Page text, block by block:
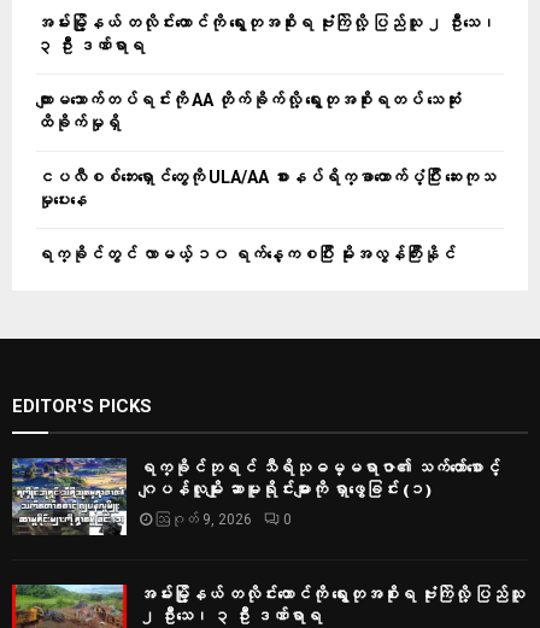
အမ်းမြို့နယ် တလိုင်းတောင်ကို ရွေးတုအစိုးရ ဗုံးကြဲလို့ ပြည်သူ ၂ ဦးသေ၊
၃ ဦး ဒဏ်ရာရ
ကျားမသောက်တပ်ရင်းကို AA တိုက်ခိုက်လို့ ရွေးတုအစိုးရတပ် သေဆုံး
ထိခိုက်မှုရှိ
ငပလီစစ်ဘေးရှောင်တွေကို ULA/AA စားနပ်ရိက္ခာထောက်ပံ့ပြီး ဆေးကုသ
မှုပေးနေ
ရက္ခိုင်တွင် လာမယ့် ၁၀ ရက်နေ့ကစပြီး မိုးအလွန်ကြီးနိုင်
EDITOR'S PICKS
ရက္ခိုင်ဘုရင် သီရိသုဓမ္မရာဇာ၏ သက်တော်စောင့်
ဂျပန်လူမျိုး ဆာမူရိုင်းများကို ရှာဖွေခြင်း (၁)
ဩဂုတ် 9, 2026 0
အမ်းမြို့နယ် တလိုင်းတောင်ကို ရွေးတုအစိုးရ ဗုံးကြဲလို့ ပြည်သူ
၂ ဦးသေ၊ ၃ ဦး ဒဏ်ရာရ